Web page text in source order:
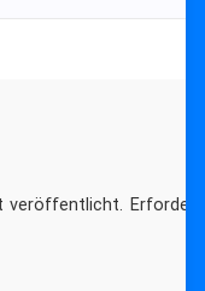
veröffentlicht.